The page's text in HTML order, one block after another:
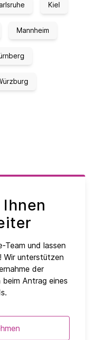
Kiel
Mannheim
Team und lassen
Wir unterstützen
der
beim Antrag eines